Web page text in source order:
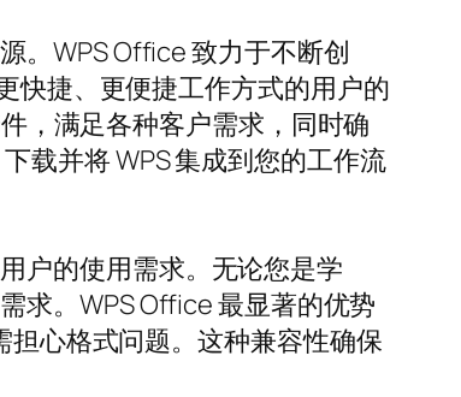
。WPS Office 致力于不断创
快捷、更便捷工作方式的用户的
，满足各种客户需求，同时确
载并将 WPS 集成到您的工作流
户的使用需求。无论您是学
求。WPS Office 最显著的优势
心格式问题。这种兼容性确保